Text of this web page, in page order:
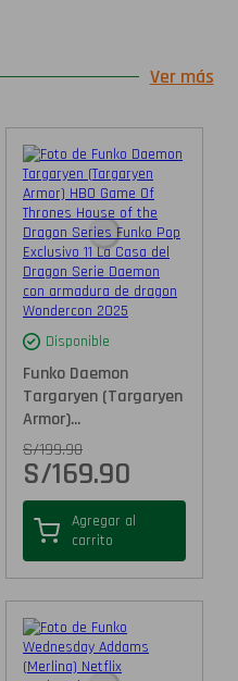
Ver más
Disponible
Funko Daemon
Targaryen (Targaryen
Armor)...
S/199.90
S/169.90
Agregar al
carrito